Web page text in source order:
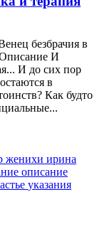
безбрачия в
Описание И
И до сих пор
в
Как будто
женихи ирина
описание
указания